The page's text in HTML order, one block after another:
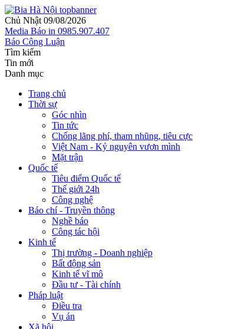
Chủ Nhật 09/08/2026
Media Báo in 0985.907.407
Báo Công Luận
Tìm kiếm
Tin mới
Danh mục
Trang chủ
Thời sự
Góc nhìn
Tin tức
Chống lãng phí, tham nhũng, tiêu cực
Việt Nam - Kỷ nguyên vươn mình
Mặt trận
Quốc tế
Tiêu điểm Quốc tế
Thế giới 24h
Công nghệ
Báo chí - Truyền thông
Nghề báo
Công tác hội
Kinh tế
Thị trường - Doanh nghiệp
Bất động sản
Kinh tế vĩ mô
Đầu tư - Tài chính
Pháp luật
Điều tra
Vụ án
Xã hội